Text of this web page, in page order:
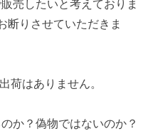
売したいと考えておりま
断りさせていただきま
荷はありません。
か？偽物ではないのか？